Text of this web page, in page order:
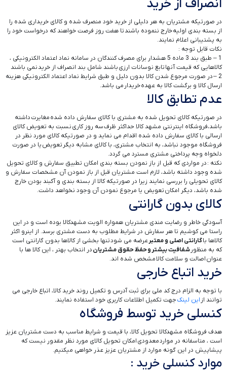
انصراف از خرید
در صورتیکه مشتریان به هر دلیلی از خرید خود منصرف شده و کالای خریداری شده را
از بسته بندی اولیه خارج ننموده باشند تا هفت روز فرصت خواهند که درخواست خود را
به پشتیبانی اعلام نمایند.
نکات قابل توجه :
1 – طبق بند 3 ماده 5 هشدار برای مصرف کنندگان در سامانه نماد اعتماد الکترونیکی ،
کالاهایی که قیمت آنها تابع نوسانات ارزی باشند شامل بند انصراف از خرید نمی باشند
2 – در صورت مرجوع شدن کالا بدون دلیل و طبق شرایط نماد اعتماد الکترونیکی هزینه
ارسال کالا و برگشت کالا به عهده خریدار می باشد.
عدم تطابق کالا
در صورتیکه کالای تحویل شده به مشتری با کالای سفارش داده شده مغایرت داشته
باشد،فروشگاه اینترنتی مشهد کالا حداکثر ظرف سه روز کاری نسبت به تعویض کالای
ارسالی با کالای سفارش داده شده اقدام می نماید و در صورتیکه کالای مورد نظر در
فروشگاه موجود نباشد، به انتخاب مشتری، با کالای مشابه دیگر تعویض یا در صورت
دلخواه وجه پرداختی مشتری مسترد می گردد.
نکته : در مواردی که قبل از باز نمودن بسته بندی امکان تطبیق سفارش و کالای تحویل
شده وجود داشته باشد، لازم است مشتریان قبل از باز نمودن آن مشخصات سفارش و
کالای تحویلی را بررسی نمایند زیرا در صورتیکه کالا از بسته بندی و آکبند بودن خارج
شده باشد، دیگر امکان تعویض یا مرجوع نمودن آن وجود نخواهد داشت.
کالای بدون گارانتی
آسودگی خاطر و رضایت مندی مشتریان همواره الویت‏‌ مشهدکالا بوده است و در این
راستا می کوشیم تا هر سفارش در شرایط مطلوب به دست مشتری برسد. از اینرو اکثر
کالاها باگارانتی اصلی و معتبرعرضه می شود تنها بخشی از کالاها بدون گارانتی است
که به منظور شفافیت بیشتر و حفظ حقوق مشتریاندر انتخاب بهتر ، این کالا ها با
عنوان اصالت و سلامت کالا مشخص شده اند.
خرید اتباع خارجی
با توجه به الزام درج کد ملی برای ثبت آدرس و تکمیل روند خرید کالا، اتباع خارجی می
توانند از این لینکجهت تکمیل اطلاعات کاربری خود استفاده نمایند.
کنسلی خرید توسط فروشگاه
هدف فروشگاه مشهدکالا تحویل کالا، با قیمت و شرایط مناسب به دست مشتریان عزیز
است ، متاسفانه در موارد معدودی امکان تحویل کالای مورد نظر مقدور نیست که
پیشاپیش در این گونه موارد از مشتریان عزیز عذر خواهی میکنیم.
موارد کنسلی خرید :